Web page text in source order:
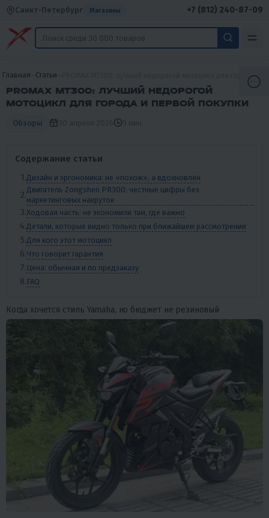
Санкт-Петербург Магазины +7 (812) 240-87-09
Главная Статьи PROMAX MT300: лучший недорогой мотоцикл для города и
PROMAX MT300: ЛУЧШИЙ НЕДОРОГОЙ
МОТОЦИКЛ ДЛЯ ГОРОДА И ПЕРВОЙ ПОКУПКИ
Обзоры
Содержание статьи
Дизайн и эргономика: не «похож», а вдохновлён
Двигатель Zongshen PR300: честные цифры без
маркетинговых накруток
Ходовая часть: не экономили там, где важно
Детали, которые видно только при ближайшем рассмотрении
Для кого этот мотоцикл
Что говорит гарантия
Цена: обычная и по предзаказу
FAQ
Когда хочется стиль Yamaha, но бюджет не резиновый